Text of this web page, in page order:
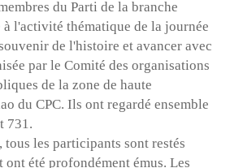
du Parti de la branche
l'activité thématique de la journée
de l'histoire et avancer avec
par le Comité des organisations
de la zone de haute
du CPC. Ils ont regardé ensemble
731.
les participants sont restés
ont été profondément émus. Les